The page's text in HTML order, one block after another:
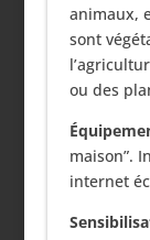
animaux,
sont
ou des
maison”.
internet